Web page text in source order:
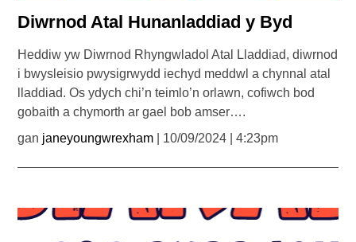
Diwrnod Atal Hunanladdiad y Byd
Heddiw yw Diwrnod Rhyngwladol Atal Lladdiad, diwrnod
i bwysleisio pwysigrwydd iechyd meddwl a chynnal atal
lladdiad. Os ydych chi’n teimlo’n orlawn, cofiwch bod
gobaith a chymorth ar gael bob amser….
gan janeyoungwrexham | 10/09/2024 | 4:23pm